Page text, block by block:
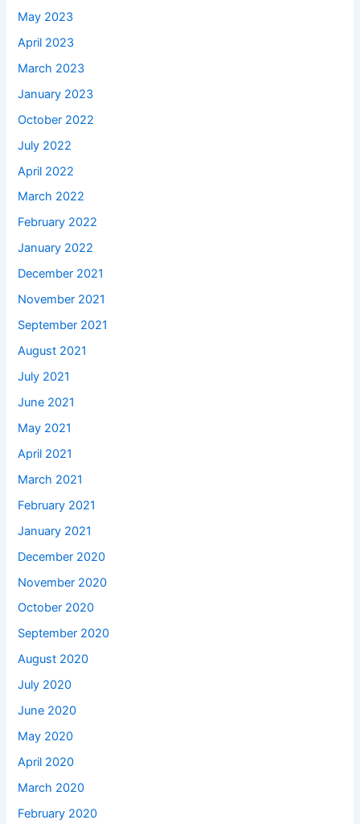
May 2023
April 2023
March 2023
January 2023
October 2022
July 2022
April 2022
March 2022
February 2022
January 2022
December 2021
November 2021
September 2021
August 2021
July 2021
June 2021
May 2021
April 2021
March 2021
February 2021
January 2021
December 2020
November 2020
October 2020
September 2020
August 2020
July 2020
June 2020
May 2020
April 2020
March 2020
February 2020